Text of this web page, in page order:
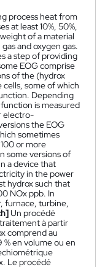
process heat from
at least 10%, 50%,
of a material
and oxygen gas.
a step of providing
EOG comprise
of the (hydrox
some of which
Depending
is measured
electro-
the EOG
sometimes
or more
some versions of
a device that
in the power
hydrox such that
NOx ppb. In
furnace, turbine,
Un procédé
à partir
comprend au
% en volume ou en
Le procédé